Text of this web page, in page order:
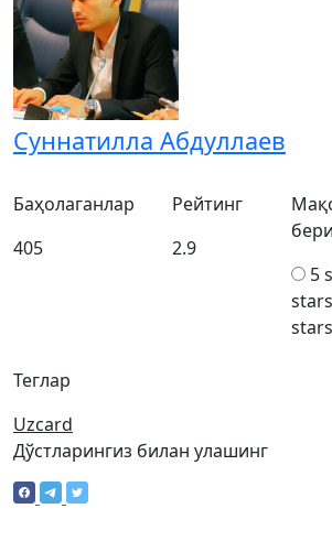
Суннатилла Абдуллаев
Теглар
Uzcard
Баҳолаганлар
405
Рейтинг
2.9
5
stars
stars
Дўстларингиз билан улашинг